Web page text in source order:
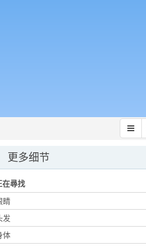
更多细节
在尋找
睛
发
体